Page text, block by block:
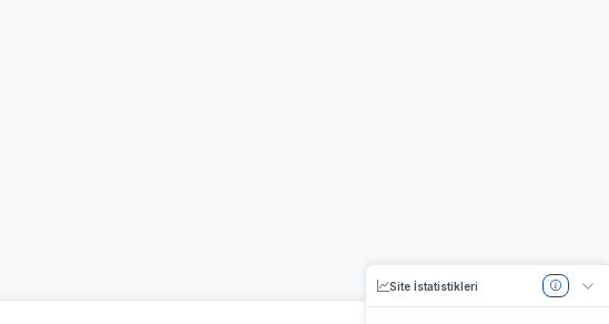
Site İstatistikleri